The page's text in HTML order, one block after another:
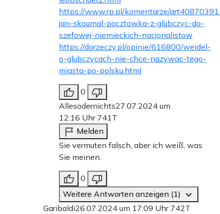
https://www.rp.pl/komentarze/
jan-skoumal-pocztowka-z-glubczyc-do-
szefowej-niemieckich-nacjonalistow
https://dorzeczy.pl/opinie/616800/weidel-
o-glubczycach-nie-chce-nazywac-tego-
miasta-po-polsku.html
0
Allesodernichts27.07.2024 um
12:16 Uhr 741T
Melden
Sie vermuten falsch, aber ich weiß, was
Sie meinen.
0
Weitere Antworten anzeigen (1)
Garibaldi26.07.2024 um 17:09 Uhr 742T